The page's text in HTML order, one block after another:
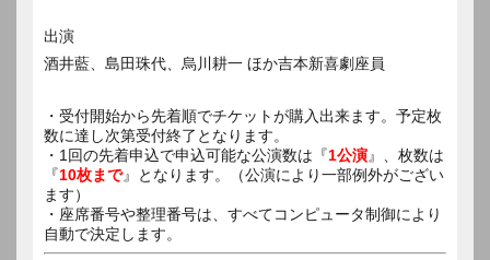
出演
酒井藍、島田珠代、烏川耕一 ほか吉本新喜劇座員
・受付開始から先着順でチケットが購入出来ます。予定枚
数に達し次第受付終了となります。
・1回の先着申込で申込可能な公演数は『1公演』、枚数は
『10枚まで』となります。（公演により一部例外がござい
ます）
・座席番号や整理番号は、すべてコンピュータ制御により
自動で決定します。